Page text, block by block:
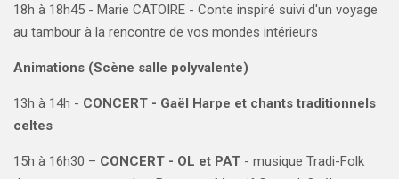
18h à 18h45 - Marie CATOIRE - Conte inspiré suivi d'un voyage
au tambour à la rencontre de vos mondes intérieurs
Animations (Scène salle polyvalente)
13h à 14h - CONCERT - Gaël Harpe et chants traditionnels
celtes
15h à 16h30 – CONCERT - OL et PAT - musique Tradi-Folk